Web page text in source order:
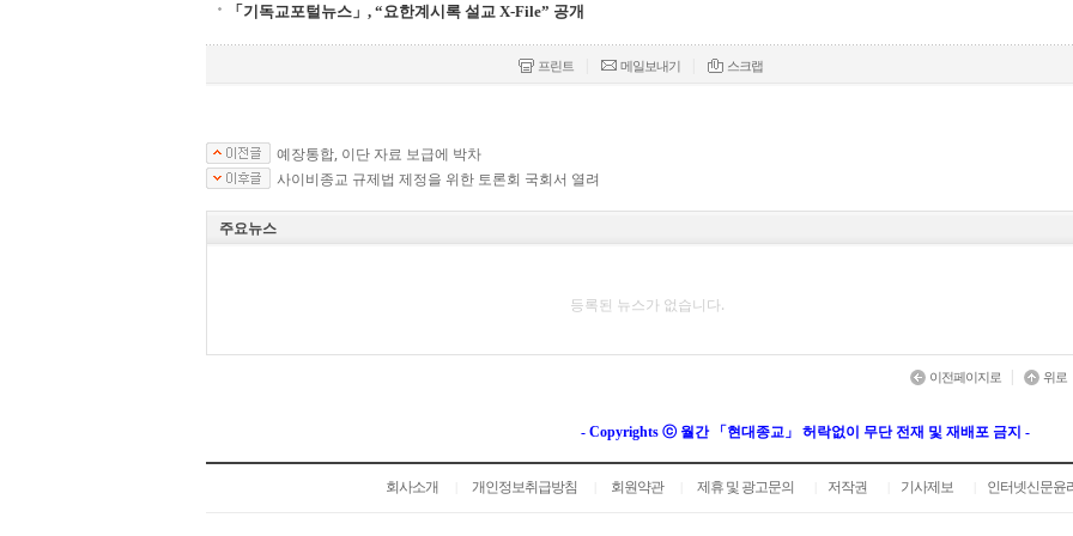
「기독교포털뉴스」, “요한계시록 설교 X-File” 공개
프린트 메일보내기 스크랩
예장통합, 이단 자료 보급에 박차
사이비종교 규제법 제정을 위한 토론회 국회서 열려
주요뉴스
등록된 뉴스가 없습니다.
이전페이지로 | 위로
- Copyrights ⓒ 월간 「현대종교」 허락없이 무단 전재 및 재배포 금지 -
회사소개 개인정보취급방침 회원약관 제휴 및 광고문의 저작권 기사제보 인터넷신문윤